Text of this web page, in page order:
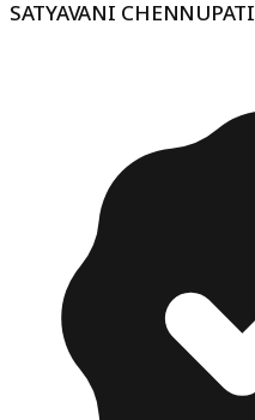
SATYAVANI CHENNUPATI